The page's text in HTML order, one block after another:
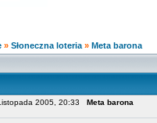
» Słoneczna loteria » Meta barona
2005, 20:33 Meta barona